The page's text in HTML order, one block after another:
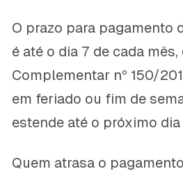
O prazo para pagamento
é até o dia 7 de cada
Complementar nº 150/
em feriado ou fim de
estende até o próximo
Quem atrasa o